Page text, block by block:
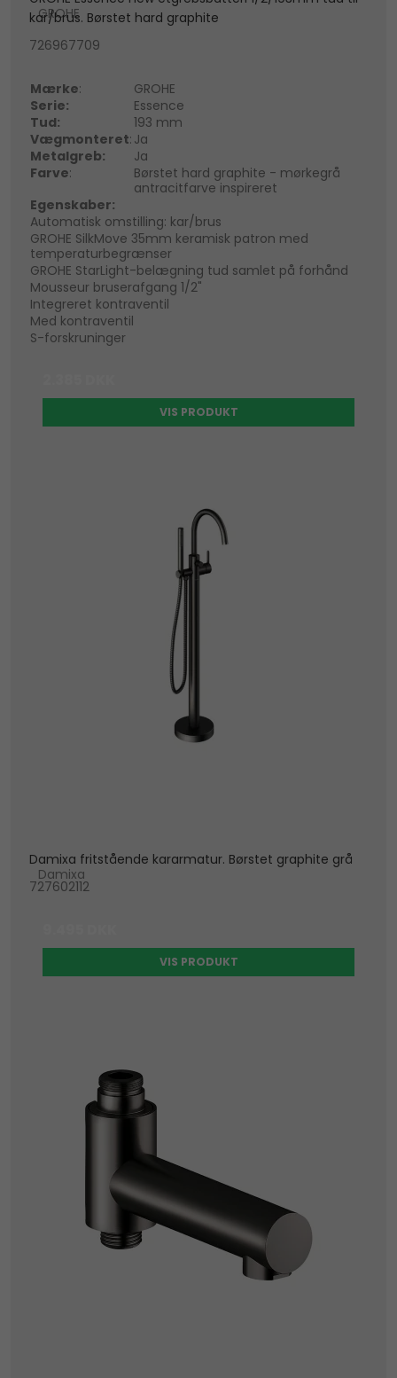
kar/brus. Børstet hard graphite
GROHE
726967709
Mærke:
GROHE
Serie:
Essence
Tud:
193 mm
Vægmonteret: Ja
Metalgreb:
Ja
Farve:
Børstet hard graphite - mørkegrå
antracitfarve inspireret
Egenskaber:
Automatisk omstilling: kar/brus
GROHE SilkMove 35mm keramisk patron med
temperaturbegrænser
GROHE StarLight-belægning tud samlet på forhånd
Mousseur bruserafgang 1/2"
Integreret kontraventil
Med kontraventil
S-forskruninger
VIS PRODUKT
Damixa fritstående kararmatur. Børstet graphite grå
Damixa
727602112
VIS PRODUKT